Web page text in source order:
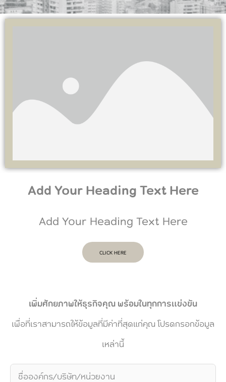
Add Your Heading Text Here
Add Your Heading Text Here
CLICK HERE
เพิ่มศักยภาพให้ธุรกิจคุณ พร้อมในทุกการแข่งขัน
เพื่อที่เราสามารถให้ข้อมูลที่มีค่าที่สุดแก่คุณ โปรดกรอกข้อมูล
เหล่านี้